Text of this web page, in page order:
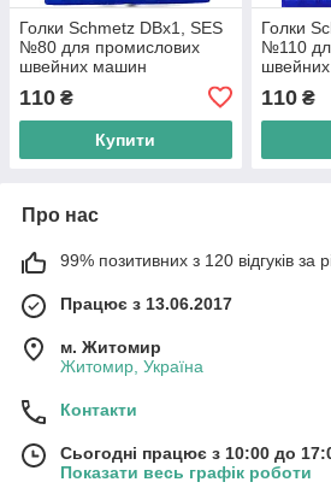
Голки Schmetz DBx1, SES
№80 для промислових
швейних машин
110 ₴
Купити
Голки
№110
110₴
Про нас
99% позитивних з 120 відгуків за
Працює з 13.06.2017
м. Житомир
Житомир, Україна
Контакти
Сьогодні працює з 10:00 до
Показати весь графік роботи